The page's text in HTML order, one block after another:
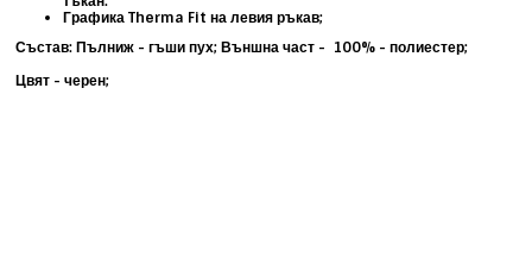
Графика Therma Fit на левия ръкав;
Състав: Пълниж - гъши пух; Външна част - 100% - полиестер;
Цвят - черен;